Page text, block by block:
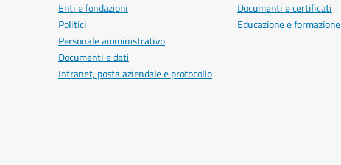
Enti e fondazioni
Politici
Personale amministrativo
Documenti e dati
Intranet, posta aziendale e protocollo
Documenti e certificati
Educazione e formazione